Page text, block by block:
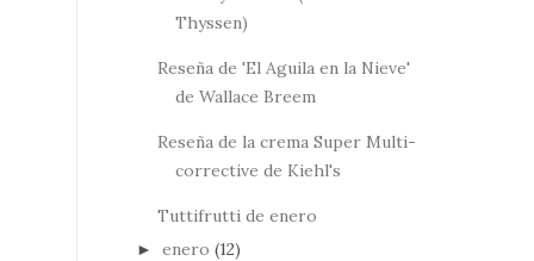
Thyssen)
Reseña de 'El Aguila en la Nieve'
de Wallace Breem
Reseña de la crema Super Multi-
corrective de Kiehl's
Tuttifrutti de enero
► enero (12)